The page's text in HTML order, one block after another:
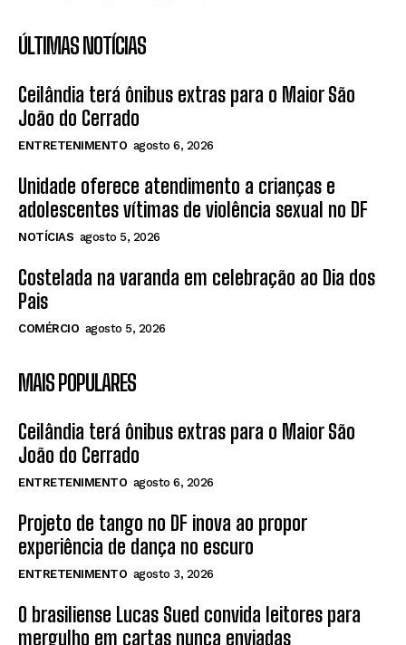
ÚLTIMAS NOTÍCIAS
Ceilândia terá ônibus extras para o Maior São
João do Cerrado
ENTRETENIMENTO agosto 6, 2026
Unidade oferece atendimento a crianças e
adolescentes vítimas de violência sexual no DF
NOTÍCIAS agosto 5, 2026
Costelada na varanda em celebração ao Dia dos
Pais
COMÉRCIO agosto 5, 2026
MAIS POPULARES
Ceilândia terá ônibus extras para o Maior São
João do Cerrado
ENTRETENIMENTO agosto 6, 2026
Projeto de tango no DF inova ao propor
experiência de dança no escuro
ENTRETENIMENTO agosto 3, 2026
O brasiliense Lucas Sued convida leitores para
mergulho em cartas nunca enviadas